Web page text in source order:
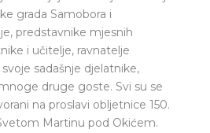
grada Samobora i
predstavnike mjesnih
i učitelje, ravnatelje
sadašnje djelatnike,
druge goste. Svi su se
na proslavi obljetnice 150.
Martinu pod Okićem.